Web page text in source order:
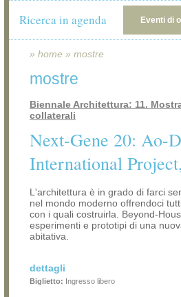
Ricerca in agenda Eventi di
» home » mostre
mostre
Biennale Architettura: 11.
collaterali
Next-Gene 20: Ao-
International
L'architettura è in grado di farci
nel mondo moderno offrendoci
con i quali costruirla. Beyond-
esperimenti e prototipi di una
abitativa.
dettagli
Biglietto: Ingresso libero